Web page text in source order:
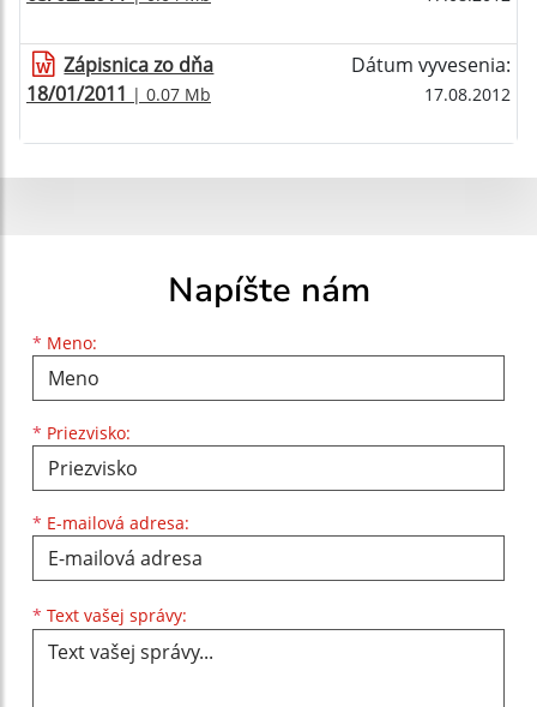
Zápisnica zo dňa
18/01/2011 | 0.07 Mb
Dátum vyvesenia:
17.08.2012
Napíšte nám
* Meno:
Meno
* Priezvisko:
Priezvisko
* E-mailová adresa:
E-mailová adresa
* Text vašej správy: